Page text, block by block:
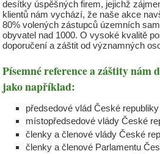
desítky úspěšných firem, jejichž
klientů nám vychází, že naše akce
80% volených zástupců územních
obyvatel nad 1000. O vysoké kvalitě
doporučení a záštit od významných
Písemné reference a záštity nám
jako například:
předsedové vlád České republiky
místopředsedové vlády České
členky a členové vlády České
členky a členové Parlamentu